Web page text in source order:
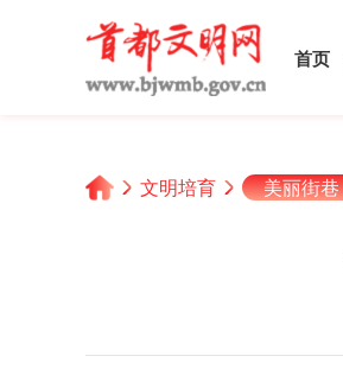
首页
文明培育 美丽街巷